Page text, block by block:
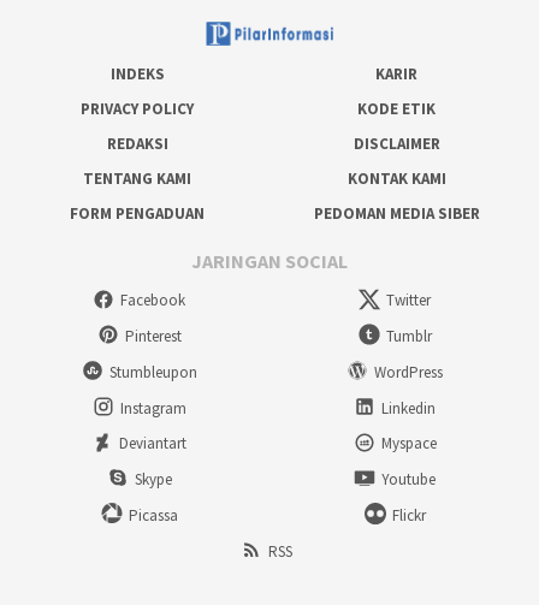
INDEKS
KARIR
PRIVACY POLICY
KODE ETIK
REDAKSI
DISCLAIMER
TENTANG KAMI
KONTAK KAMI
FORM PENGADUAN
PEDOMAN MEDIA SIBER
JARINGAN SOCIAL
Facebook
Twitter
Pinterest
Tumblr
Stumbleupon
WordPress
Instagram
Linkedin
Deviantart
Myspace
Skype
Youtube
Picassa
Flickr
RSS